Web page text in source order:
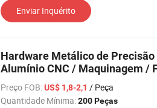
Enviar Inquérito
Hardware Metálico de
Alumínio CNC / Maquinagem /
Preço FOB:US$ 1,8-2,1 / Peça
Quantidade Mínima:200 Peças